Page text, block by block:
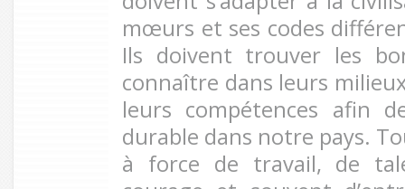
mœurs et ses codes
Ils doivent trouver les
connaître dans leurs
leurs compétences afin
durable dans notre pays.
à force de travail, de